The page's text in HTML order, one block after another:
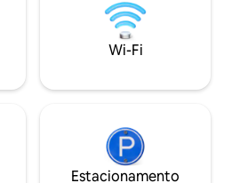
conforto em uma
Serviços dentro
está repleta de
inverno!
Wi-Fi
Estacionamento